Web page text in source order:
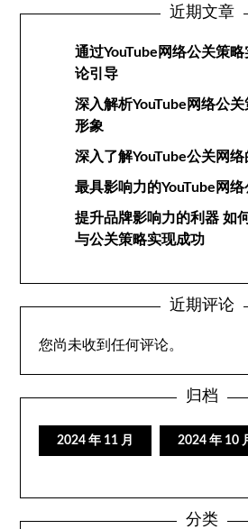
近期文章
通过YouTube网络公关策
论引导
深入解析YouTube网络公
形象
深入了解YouTube公关网
最具影响力的YouTube网
提升品牌影响力的利器 如
与公关策略实现成功
近期评论
您尚未收到任何评论。
归档
2024 年 11 月 2024 年 10
分类